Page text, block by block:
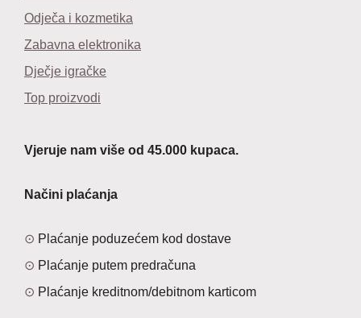
Odječa i kozmetika
Zabavna elektronika
Dječje igračke
Top proizvodi
Vjeruje nam više od 45.000 kupaca.
Načini plaćanja
Plaćanje poduzećem kod dostave
Plaćanje putem predračuna
Plaćanje kreditnom/debitnom karticom